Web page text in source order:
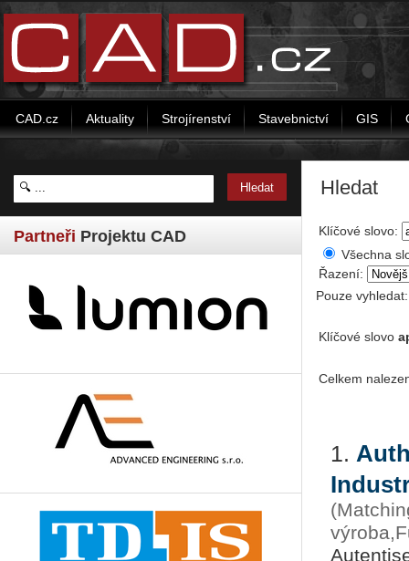
CAD.cz Aktuality Strojírenství Stavebnictví GIS
Partneři Projektu CAD
Hledat
Klíčové slovo:
Všechna
Řazení:
Pouze
Klíčové slovo
Celkem
1.